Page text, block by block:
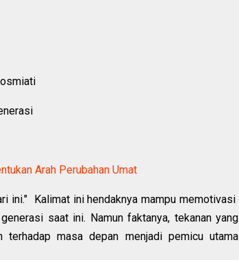
Arah Perubahan Umat
ini." Kalimat ini hendaknya mampu memotivasi
saat ini. Namun faktanya, tekanan yang
terhadap masa depan menjadi pemicu utama